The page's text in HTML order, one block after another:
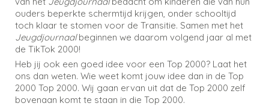
ouders beperkte schermtijd krijgen, onder schooltijd
toch klaar te stomen voor de Transitie. Samen met het
Jeugdjournaalbeginnen we daarom volgend jaar al met
de TikTok 2000!
Heb jij ook een goed idee voor een Top 2000? Laat het
ons dan weten. Wie weet komt jouw idee dan in de Top
2000 Top 2000. Wij gaan ervan uit dat de Top 2000 zelf
bovenaan komt te staan in die Top 2000.